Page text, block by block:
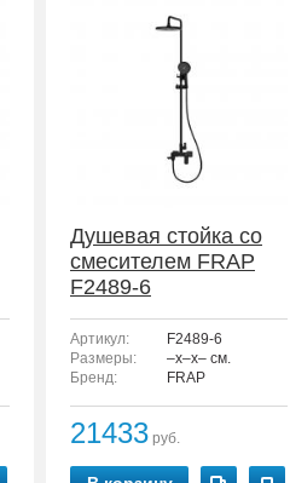
Душевая стойка со
смесителем FRAP
F2489-6
Артикул:
F2489-6
Размеры:
–x–x– см.
Бренд:
FRAP
21433 руб.